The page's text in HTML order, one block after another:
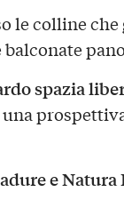
le colline che
spazia
e